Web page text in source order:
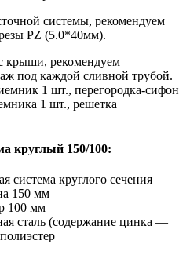
системы, рекомендуем
PZ (5.0*40мм).
крыши, рекомендуем
под каждой сливной трубой.
1 шт., перегородка-сифон
1 шт., решетка
круглый 150/100:
система круглого сечения
150 мм
100 мм
сталь (содержание цинка —